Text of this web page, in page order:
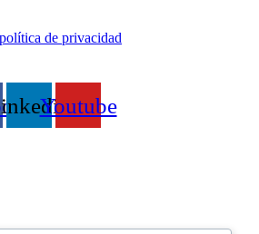
política de privacidad
Youtube